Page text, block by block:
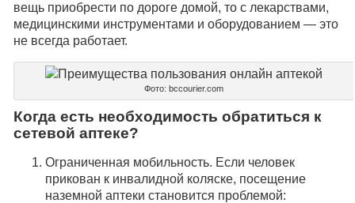
вещь приобрести по дороге домой, то с лекарствами,
медицинскими инструментами и оборудованием — это
не всегда работает.
Фото: bccourier.com
Когда есть необходимость обратиться к
сетевой аптеке?
Ограниченная мобильность. Если человек
прикован к инвалидной коляске, посещение
наземной аптеки становится проблемой: